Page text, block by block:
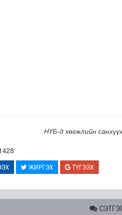
НҮБ-д хөгжлийн
ЖИРГЭХ ТҮГЭЭХ